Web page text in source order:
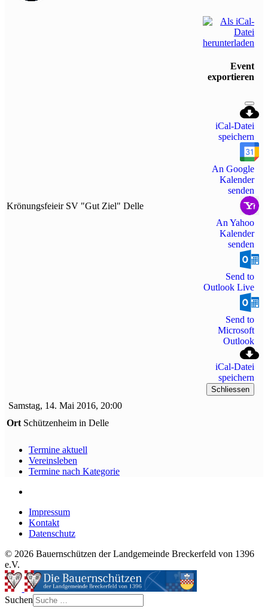
Krönungsfeieir SV "Gut Ziel" Delle
Event
exportieren
iCal-Datei
speichern
An Google
Kalender
senden
An Yahoo
Kalender
senden
Send to
Outlook Live
Send to
Microsoft
Outlook
iCal-Datei
speichern
Schliessen
Samstag, 14. Mai 2016, 20:00
Ort Schützenheim in Delle
Termine aktuell
Vereinsleben
Termine nach Kategorie
Impressum
Kontakt
Datenschutz
© 2026 Bauernschützen der Landgemeinde Breckerfeld von 1396
e.V.
Suchen